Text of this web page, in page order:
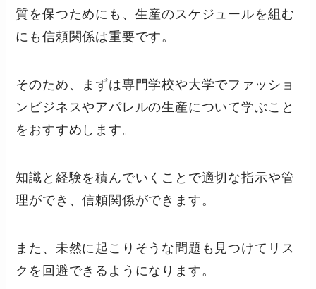
質を保つためにも、生産のスケジュールを組む
にも信頼関係は重要です。
そのため、まずは専門学校や大学でファッショ
ンビジネスやアパレルの生産について学ぶこと
をおすすめします。
知識と経験を積んでいくことで適切な指示や管
理ができ、信頼関係ができます。
また、未然に起こりそうな問題も見つけてリス
クを回避できるようになります。